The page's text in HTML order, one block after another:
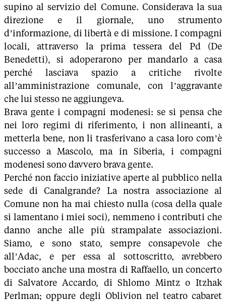
supino al servizio del Comune. Considerava la sua
direzione e il giornale, uno strumento
d’informazione, di libertà e di missione. I compagni
locali, attraverso la prima tessera del Pd (De
Benedetti), si adoperarono per mandarlo a casa
perché lasciava spazio a critiche rivolte
all’amministrazione comunale, con l’aggravante
che lui stesso ne aggiungeva.
Brava gente i compagni modenesi: se si pensa che
nei loro regimi di riferimento, i non allineanti, a
metterla bene, non li trasferivano a casa loro com’è
successo a Mascolo, ma in Siberia, i compagni
modenesi sono davvero brava gente.
Perché non faccio iniziative aperte al pubblico nella
sede di Canalgrande? La nostra associazione al
Comune non ha mai chiesto nulla (cosa della quale
si lamentano i miei soci), nemmeno i contributi che
danno anche alle più strampalate associazioni.
Siamo, e sono stato, sempre consapevole che
all’Adac, e per essa al sottoscritto, avrebbero
bocciato anche una mostra di Raffaello, un concerto
di Salvatore Accardo, di Shlomo Mintz o Itzhak
Perlman; oppure degli Oblivion nel teatro cabaret